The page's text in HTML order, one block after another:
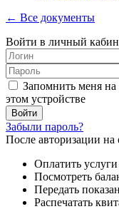
← Все документы
Войти в личный
Запомнить меня
этом устройстве
Забыли пароль?
После авторизации на
Оплатить услуги
Посмотреть
Передать
Распечатать